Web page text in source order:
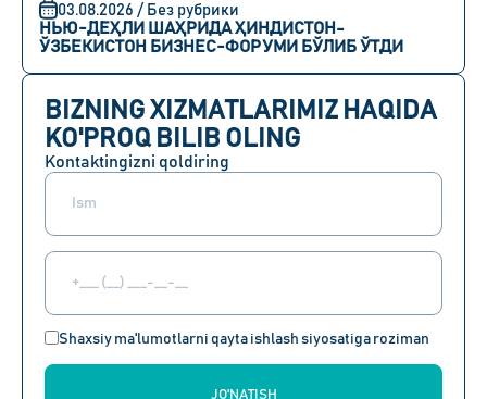
03.08.2026 / Без рубрики
НЬЮ-ДЕҲЛИ ШАҲРИДА ҲИНДИСТОН-
ЎЗБЕКИСТОН БИЗНЕС-ФОРУМИ БЎЛИБ ЎТДИ
BIZNING XIZMATLARIMIZ HAQIDA
KO'PROQ BILIB OLING
Kontaktingizni qoldiring
Shaxsiy ma'lumotlarni qayta ishlash siyosatiga roziman
JO'NATISH